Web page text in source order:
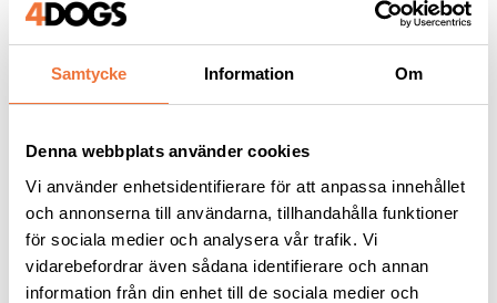
Samtycke Information Om
Denna webbplats använder cookies
Vi använder enhetsidentifierare för att anpassa innehållet
och annonserna till användarna, tillhandahålla funktioner
för sociala medier och analysera vår trafik. Vi
vidarebefordrar även sådana identifierare och annan
information från din enhet till de sociala medier och